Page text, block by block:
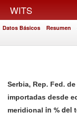
WITS
Datos Básicos Resumen
Serbia, Rep. Fed.
importadas desde
meridional in % del